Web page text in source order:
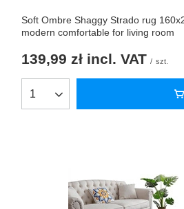
Soft Ombre Shaggy Strado rug
modern comfortable for living room
139,99 zł incl. VAT / szt.